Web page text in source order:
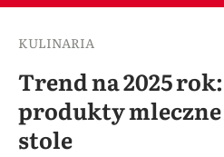
KULINARIA
Trend na 2025
produkty
stole